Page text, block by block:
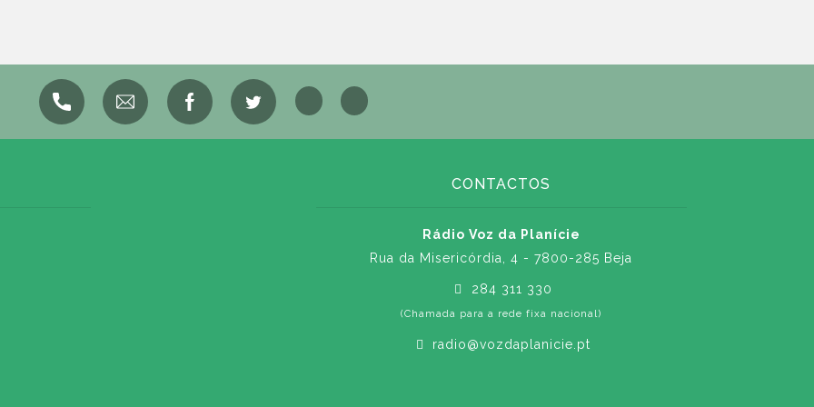
CONTACTOS
Rádio Voz da Planície
Rua da Misericórdia, 4 - 7800-285 Beja
284 311 330
(Chamada para a rede fixa nacional)
radio@vozdaplanicie.pt